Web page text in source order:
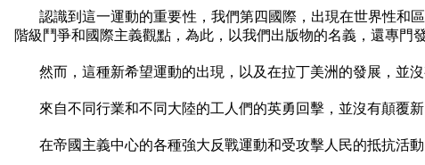
認識到這一運動的重要性，我們第四國際，出現在世界性和
階級鬥爭和國際主義觀點，為此，以我們出版物的名義，還專門
然而，這種新希望運動的出現，以及在拉丁美洲的發展，並
來自不同行業和不同大陸的工人們的英勇回擊，並沒有顛覆
在帝國主義中心的各種強大反戰運動和受攻擊人民的抵抗活